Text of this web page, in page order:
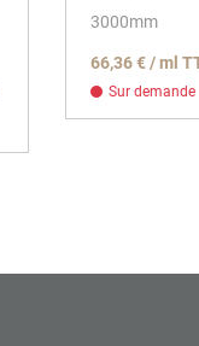
3000mm
66,36 € / ml
Sur demande